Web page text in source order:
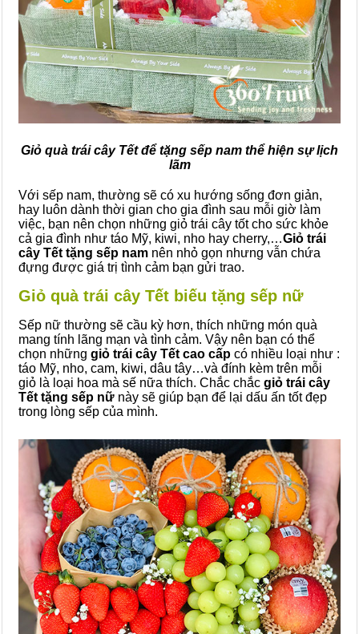
Giỏ quà trái cây Tết để tặng sếp nam thể hiện sự lịch
lãm
Với sếp nam, thường sẽ có xu hướng sống đơn giản,
hay luôn dành thời gian cho gia đình sau mỗi giờ làm
việc, bạn nên chọn những giỏ trái cây tốt cho sức khỏe
cả gia đình như táo Mỹ, kiwi, nho hay cherry,…Giỏ trái
cây Tết tặng sếp nam nên nhỏ gọn nhưng vẫn chứa
đựng được giá trị tình cảm bạn gửi trao.
Giỏ quà trái cây Tết biếu tặng sếp nữ
Sếp nữ thường sẽ cầu kỳ hơn, thích những món quà
mang tính lãng mạn và tình cảm. Vậy nên bạn có thể
chọn những giỏ trái cây Tết cao cấp có nhiều loại như :
táo Mỹ, nho, cam, kiwi, dâu tây…và đính kèm trên mỗi
giỏ là loại hoa mà sế nữa thích. Chắc chắc giỏ trái cây
Tết tặng sếp nữ này sẽ giúp bạn để lại dấu ấn tốt đẹp
trong lòng sếp của mình.